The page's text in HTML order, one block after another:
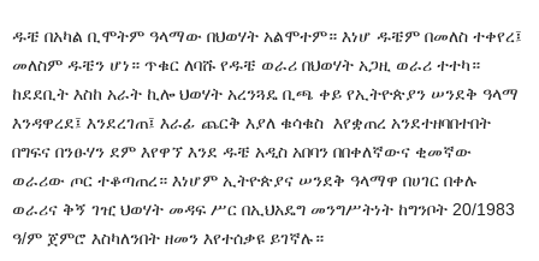
ዱቼ በአካል ቢሞትም ዓላማው በህወሃት አልሞተም። እነሆ ዱቼም በመለስ ተቀየረ፤
መለስም ዱቼን ሆነ። ጥቁር ለባሹ የዱቼ ወራሪ በህወሃት አጋዚ ወራሪ ተተካ።
ከደደቢት እስከ አራት ኪሎ ህወሃት አረንጓዴ ቢጫ ቀይ የኢትዮጵያን ሠንደቅ ዓላማ
እንዳዋረደ፤ እንደረገጠ፤ እራፊ ጨርቅ እያለ ቁሳቁስ እየቋጠረ አንደተዘባበተበት
በግፍና በንፁሃን ደም እየዋኘ እንደ ዱቼ አዲስ አበባን በበቀለኛውና ቂመኛው
ወራሪው ጦር ተቆጣጠረ። እነሆም ኢትዮጵያና ሠንደቅ ዓላማዋ በሀገር በቀሉ
ወራሪና ቅኝ ገዢ ህወሃት መዳፍ ሥር በኢህአዴግ መንግሥትነት ከግንቦት 20/1983
ዓ/ም ጀምሮ እስካለንበት ዘመን እየተሰቃዩ ይገኛሉ።